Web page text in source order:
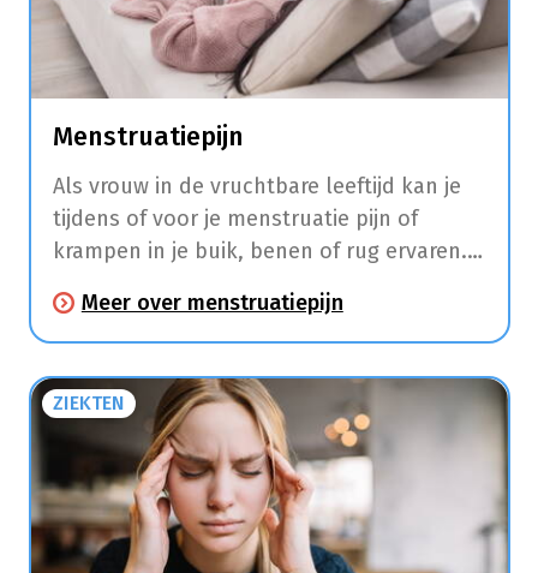
Menstruatiepijn
Als vrouw in de vruchtbare leeftijd kan je
tijdens of voor je menstruatie pijn of
krampen in je buik, benen of rug ervaren.
periode ook last van hoofdpijn, moeheid,
moodswings, pijnlijke borsten, een
opgeblazen gevoel, misselijkheid, diarree
en duizeligheid.
Meer over menstruatiepijn
ZIEKTEN